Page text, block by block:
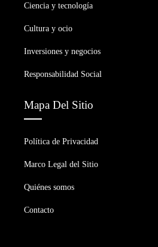
Ciencia y tecnología
Cultura y ocio
Inversiones y negocios
Responsabilidad Social
Mapa Del Sitio
Política de Privacidad
Marco Legal del Sitio
Quiénes somos
Contacto